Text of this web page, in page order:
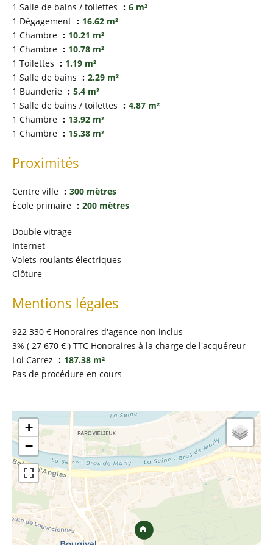
1 Salle de bains / toilettes
6 m²
1 Dégagement
16.62 m²
1 Chambre
10.21 m²
1 Chambre
10.78 m²
1 Toilettes
1.19 m²
1 Salle de bains
2.29 m²
1 Buanderie
5.4 m²
1 Salle de bains / toilettes
4.87 m²
1 Chambre
13.92 m²
1 Chambre
15.38 m²
Proximités
Centre ville
300 mètres
École primaire
200 mètres
Double vitrage
Internet
Volets roulants électriques
Clôture
Mentions légales
922 330 € Honoraires d'agence non inclus
3% ( 27 670 € ) TTC Honoraires à la charge de l'acquéreur
Loi Carrez
187.38 m²
Pas de procédure en cours
+
−